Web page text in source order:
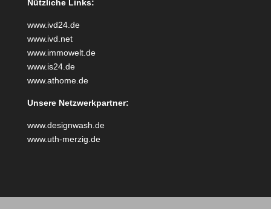
Nützliche Links:
www.ivd24.de
www.ivd.net
www.immowelt.de
www.is24.de
www.athome.de
Unsere Netzwerkpartner:
www.designwash.de
www.uth-merzig.de